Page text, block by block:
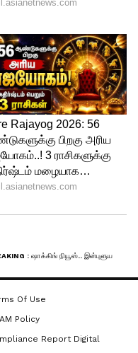
Of Use
Policy
Report Digital